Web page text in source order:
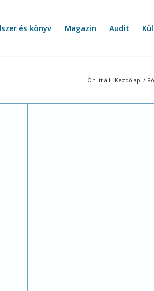
és könyv Magazin Audit
Ön itt áll: Kezdőlap /